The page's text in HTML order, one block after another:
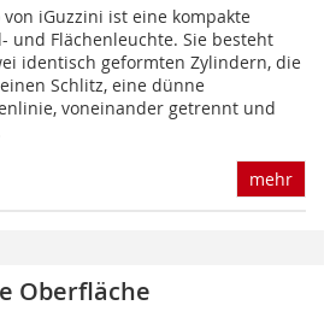
von iGuzzini ist eine kompakte
und Flächenleuchte. Sie besteht
identisch geformten Zylindern, die
Schlitz, eine dünne
voneinander getrennt und
mehr
Oberfläche